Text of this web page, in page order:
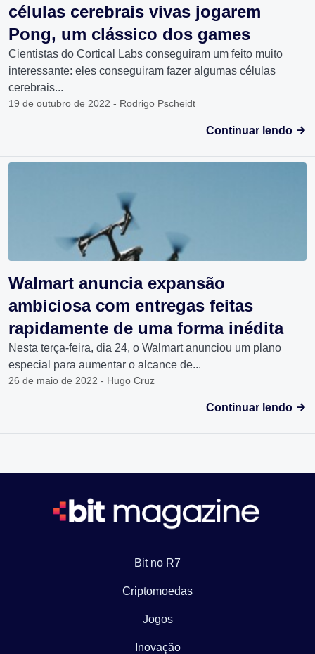
células cerebrais vivas jogarem
Pong, um clássico dos games
Cientistas do Cortical Labs conseguiram um feito muito
interessante: eles conseguiram fazer algumas células
cerebrais...
19 de outubro de 2022 - Rodrigo Pscheidt
Continuar lendo
Walmart anuncia expansão
ambiciosa com entregas feitas
rapidamente de uma forma inédita
Nesta terça-feira, dia 24, o Walmart anunciou um plano
especial para aumentar o alcance de...
26 de maio de 2022 - Hugo Cruz
Continuar lendo
Bit no R7
Criptomoedas
Jogos
Inovação